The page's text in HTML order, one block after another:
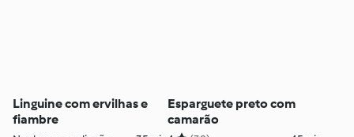
Linguine com ervilhas e
fiambre
Esparguete preto com
camarão